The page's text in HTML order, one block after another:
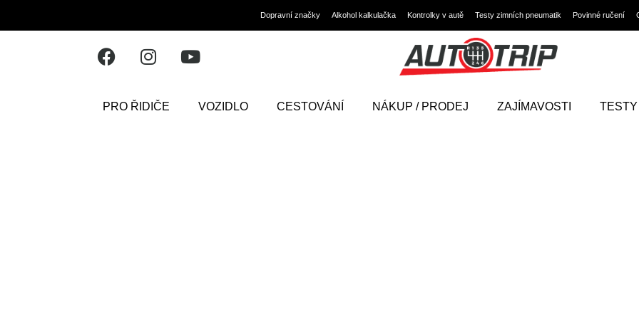
Dopravní značky Alkohol kalkulačka Kontrolky v autě Testy zimních pneumatik Povinné ručení
PRO ŘIDIČE VOZIDLO CESTOVÁNÍ NÁKUP / PRODEJ ZAJÍMAVOSTI TESTY